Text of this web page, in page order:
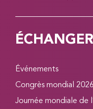
ÉCHANGER
Événements
Congrès mondial
Journée mondiale de